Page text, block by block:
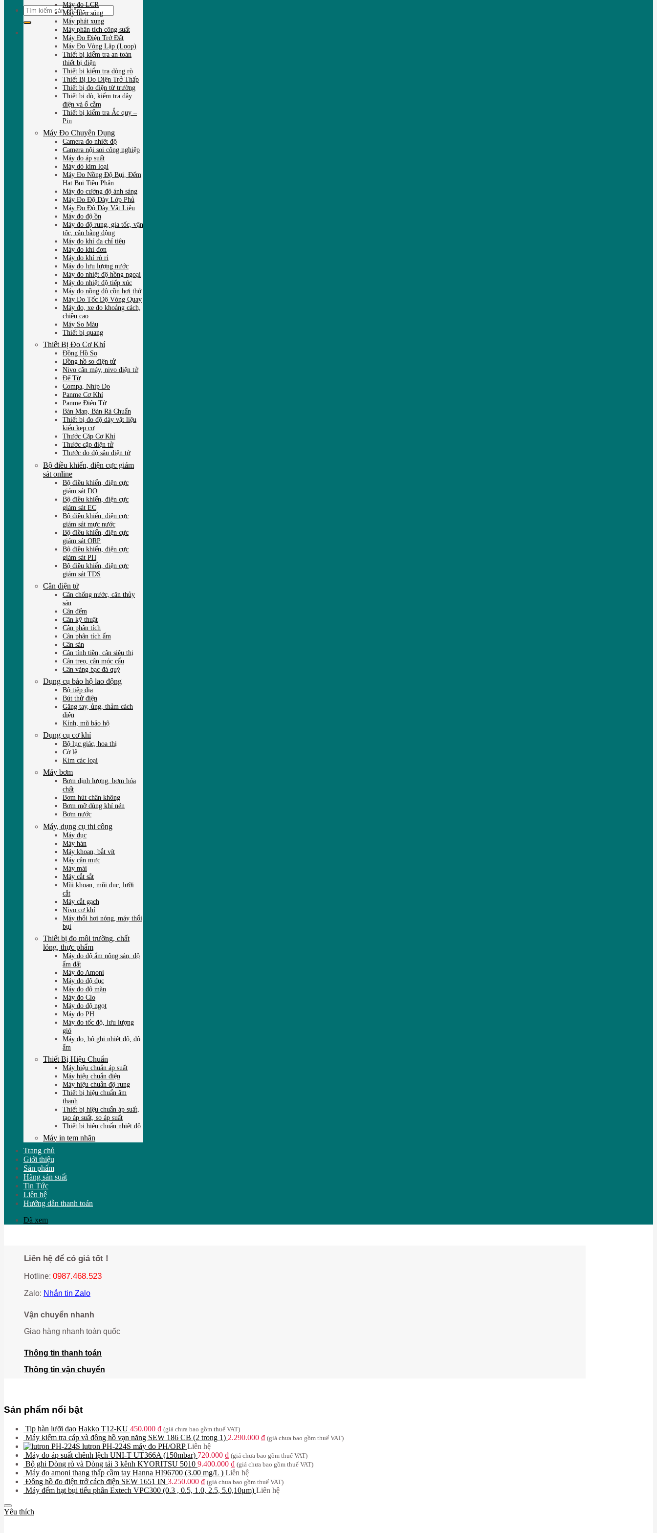
Tìm
kiếm:
Máy đo LCR
Máy hiện sóng
Máy phát xung
Máy phân tích công suất
Máy Đo Điện Trở Đất
Máy Đo Vòng Lặp (Loop)
Thiết bị kiểm tra an toàn
thiết bị điện
Thiết bị kiểm tra dòng rò
Thiết Bị Đo Điện Trở Thấp
Thiết bị đo điện từ trường
Thiết bị dò, kiểm tra dây
điện và ổ cắm
Thiết bị kiểm tra Ắc quy –
Pin
Máy Đo Chuyên Dụng
Camera đo nhiêt độ
Camera nội soi công nghiệp
Máy đo áp suất
Máy dò kim loại
Máy Đo Nồng Độ Bụi, Đếm
Hạt Bụi Tiều Phân
Máy đo cường độ ánh sáng
Máy Đo Độ Dày Lớp Phủ
Máy Đo Độ Dày Vật Liệu
Máy đo độ ồn
Máy đo độ rung, gia tốc, vận
tốc, cân bằng động
Máy đo khí đa chỉ tiêu
Máy đo khí đơn
Máy đo khí rò rỉ
Máy đo lưu lượng nước
Máy đo nhiệt độ hồng ngoại
Máy đo nhiệt độ tiếp xúc
Máy đo nồng độ cồn hơi thở
Máy Đo Tốc Độ Vòng Quay
Máy đo, xe đo khoảng cách,
chiều cao
Máy So Màu
Thiết bị quang
Thiết Bị Đo Cơ Khí
Đồng Hồ So
Đồng hồ so điện tử
Nivo cân máy, nivo điện tử
Đế Từ
Compa, Nhíp Đo
Panme Cơ Khí
Panme Điện Tử
Bàn Map, Bàn Rà Chuẩn
Thiết bị đo độ dày vật liệu
kiểu kẹp cơ
Thước Cặp Cơ Khí
Thước cặp điện tử
Thước đo độ sâu điện tử
Bộ điều khiển, điện cực giám
sát online
Bộ điều khiển, điện cực
giám sát DO
Bộ điều khiển, điện cực
giám sát EC
Bộ điều khiển, điện cực
giám sát mực nước
Bộ điều khiển, điện cực
giám sát ORP
Bộ điều khiển, điện cực
giám sát PH
Bộ điều khiển, điện cực
giám sát TDS
Cân điện tử
Cân chống nước, cân thủy
sản
Cân đếm
Cân kỹ thuật
Cân phân tích
Cân phân tích ẩm
Cân sàn
Cân tính tiền, cân siêu thị
Cân treo, cân móc cẩu
Cân vàng bạc đá quý
Dụng cụ bảo hộ lao động
Bộ tiếp địa
Bút thử điện
Găng tay, ủng, thảm cách
điện
Kính, mũ bảo hộ
Dụng cụ cơ khí
Bộ lục giác, hoa thị
Cờ lê
Kìm các loại
Máy bơm
Bơm định lượng, bơm hóa
chất
Bơm hút chân không
Bơm mỡ dùng khí nén
Bơm nước
Máy, dụng cụ thi công
Máy đục
Máy hàn
Máy khoan, bắt vít
Máy cân mực
Máy mài
Máy cắt sắt
Mũi khoan, mũi đục, lưỡi
cắt
Máy cắt gạch
Nivo cơ khí
Máy thổi hơi nóng, máy thổi
bụi
Thiết bị đo môi trường, chất
lỏng, thực phẩm
Máy đo độ ẩm nông sản, độ
ẩm đất
Máy đo Amoni
Máy đo độ đục
Máy đo độ mặn
Máy đo Clo
Máy đo độ ngọt
Máy đo PH
Máy đo tốc độ, lưu lượng
gió
Máy đo, bộ ghi nhiệt độ, độ
ẩm
Thiết Bị Hiệu Chuẩn
Máy hiệu chuẩn áp suất
Máy hiệu chuẩn điện
Máy hiệu chuẩn độ rung
Thiết bị hiệu chuẩn âm
thanh
Thiết bị hiệu chuẩn áp suất,
tạo áp suất, so áp suất
Thiết bị hiệu chuẩn nhiệt độ
Máy in tem nhãn
Trang chủ
Giới thiệu
Sản phẩm
Hãng sản suất
Tin Tức
Liên hệ
Hướng dẫn thanh toán
Đã xem
Liên hệ để có giá tốt !
Hotline: 0987.468.523
Zalo: Nhắn tin Zalo
Vận chuyển nhanh
Giao hàng nhanh toàn quốc
Thông tin thanh toán
Thông tin vận chuyển
Sản phẩm nổi bật
Tip hàn lưỡi dao Hakko T12-KU 450.000 ₫ (giá chưa bao gồm thuế VAT)
Máy kiểm tra cáp và đồng hồ vạn năng SEW 186 CB (2 trong 1) 2.290.000 ₫ (giá chưa bao gồm thuế VAT)
lutron PH-224S máy đo PH/ORP Liên hệ
Máy đo áp suất chênh lệch UNI-T UT366A (150mbar) 720.000 ₫ (giá chưa bao gồm thuế VAT)
Bộ ghi Dòng rò và Dòng tải 3 kênh KYORITSU 5010 9.400.000 ₫ (giá chưa bao gồm thuế VAT)
Máy đo amoni thang thấp cầm tay Hanna HI96700 (3.00 mg/L ) Liên hệ
Đồng hồ đo điện trở cách điện SEW 1651 IN 3.250.000 ₫ (giá chưa bao gồm thuế VAT)
Máy đếm hạt bụi tiểu phân Extech VPC300 (0.3 , 0.5, 1.0, 2.5, 5.0,10μm) Liên hệ
Yêu thích